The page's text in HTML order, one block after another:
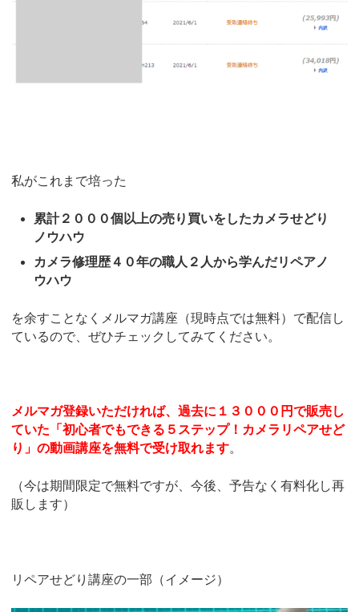
私がこれまで培った
累計２０００個以上の売り買いをしたカメラせどり
ノウハウ
カメラ修理歴４０年の職人２人から学んだリペアノ
ウハウ
を余すことなくメルマガ講座（現時点では無料）で配信し
ているので、ぜひチェックしてみてください。
メルマガ登録いただければ、過去に１３０００円で販売し
ていた「初心者でもできる５ステップ！カメラリペアせど
り」の動画講座を無料で受け取れます。
（今は期間限定で無料ですが、今後、予告なく有料化し再
販します）
リペアせどり講座の一部（イメージ）